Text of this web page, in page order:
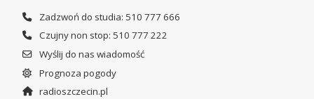
Zadzwoń do studia: 510 777 666
Czujny non stop: 510 777 222
Wyślij do nas wiadomość
Prognoza pogody
radioszczecin.pl